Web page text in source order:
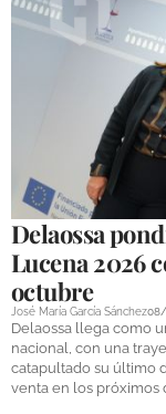
Delaossa
Lucena 2026
octubre
José María García Sánchez
Delaossa llega como
nacional, con una
catapultado su último
venta en los próximos